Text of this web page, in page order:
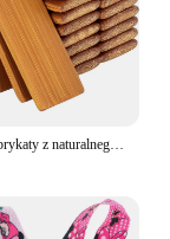
50 sztuk półfabrykaty z naturalnego drewna 45x20mm tagi bambusowe na breloki pierścionki grawerowanie półfabrykaty niedokończone tagi breloczek Tag